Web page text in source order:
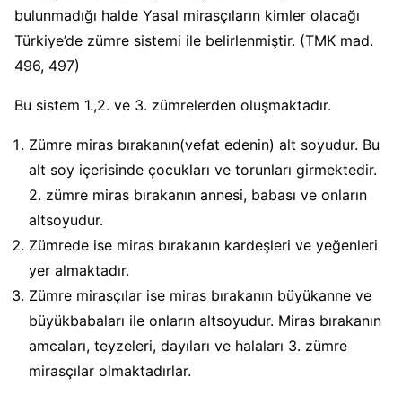
bulunmadığı halde Yasal mirasçıların kimler olacağı
Türkiye’de zümre sistemi ile belirlenmiştir. (TMK mad.
496, 497)
Bu sistem 1.,2. ve 3. zümrelerden oluşmaktadır.
Zümre miras bırakanın(vefat edenin) alt soyudur. Bu
alt soy içerisinde çocukları ve torunları girmektedir.
2. zümre miras bırakanın annesi, babası ve onların
altsoyudur.
Zümrede ise miras bırakanın kardeşleri ve yeğenleri
yer almaktadır.
Zümre mirasçılar ise miras bırakanın büyükanne ve
büyükbabaları ile onların altsoyudur. Miras bırakanın
amcaları, teyzeleri, dayıları ve halaları 3. zümre
mirasçılar olmaktadırlar.